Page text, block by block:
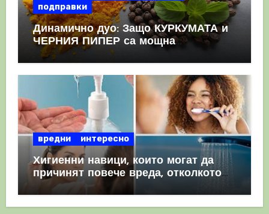
подправки
Динамично дуо: Защо КУРКУМАТА и
ЧЕРНИЯ ПИПЕР са мощна
комбинация
вредни интересно
Хигиенни навици, които могат да
причинят повече вреда, отколкото
полза